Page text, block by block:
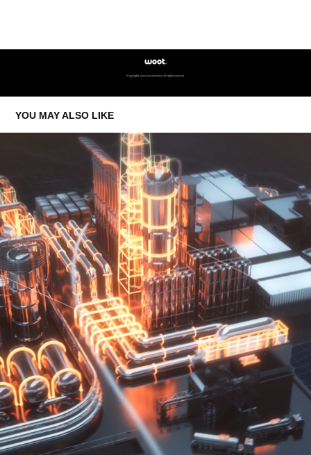
YOU MAY ALSO LIKE
SEAH GROUP PROMOTION MOVIE
2017